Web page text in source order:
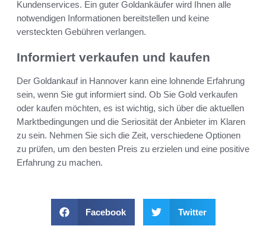
Kundenservices. Ein guter Goldankäufer wird Ihnen alle
notwendigen Informationen bereitstellen und keine
versteckten Gebühren verlangen.
Informiert verkaufen und kaufen
Der Goldankauf in Hannover kann eine lohnende Erfahrung
sein, wenn Sie gut informiert sind. Ob Sie Gold verkaufen
oder kaufen möchten, es ist wichtig, sich über die aktuellen
Marktbedingungen und die Seriosität der Anbieter im Klaren
zu sein. Nehmen Sie sich die Zeit, verschiedene Optionen
zu prüfen, um den besten Preis zu erzielen und eine positive
Erfahrung zu machen.
Facebook Twitter